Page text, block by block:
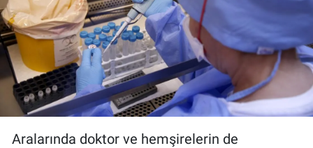
Aralarında doktor ve hemşirelerin de